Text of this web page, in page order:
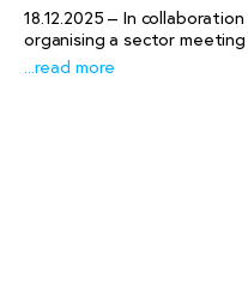
18.12.2025 – In
organising a sector
...read more